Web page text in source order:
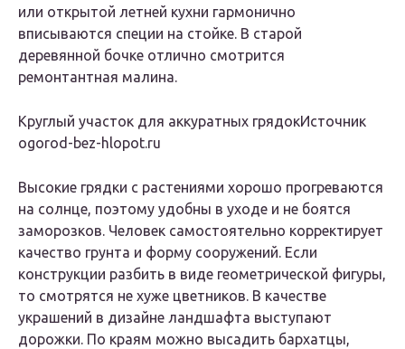
или открытой летней кухни гармонично
вписываются специи на стойке. В старой
деревянной бочке отлично смотрится
ремонтантная малина.
Круглый участок для аккуратных грядокИсточник
ogorod-bez-hlopot.ru
Высокие грядки с растениями хорошо прогреваются
на солнце, поэтому удобны в уходе и не боятся
заморозков. Человек самостоятельно корректирует
качество грунта и форму сооружений. Если
конструкции разбить в виде геометрической фигуры,
то смотрятся не хуже цветников. В качестве
украшений в дизайне ландшафта выступают
дорожки. По краям можно высадить бархатцы,